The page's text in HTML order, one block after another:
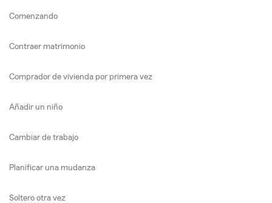
Comenzando
Contraer matrimonio
Comprador de vivienda por primera vez
Añadir un niño
Cambiar de trabajo
Planificar una mudanza
Soltero otra vez